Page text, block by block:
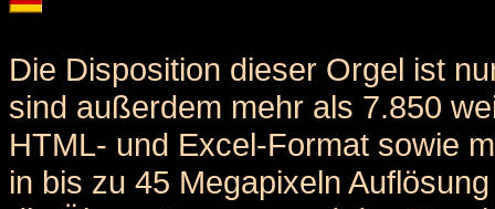
Die Disposition dieser Orgel ist
sind außerdem mehr als 7.850
HTML- und Excel-Format sowie
in bis zu 45 Megapixeln